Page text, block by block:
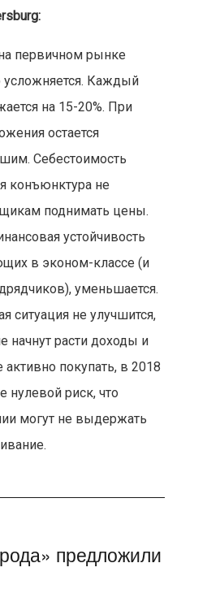
первичном рынке
Каждый
на 15-20%. При
остается
Себестоимость
конъюнктура не
поднимать цены.
устойчивость
в эконом-классе (и
уменьшается.
ситуация не улучшится,
начнут расти доходы и
покупать, в 2018
нулевой риск, что
могут не выдержать
предложили